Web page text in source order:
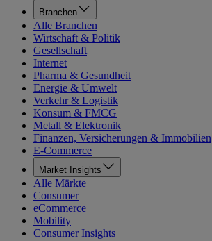
Branchen
Alle Branchen
Wirtschaft & Politik
Gesellschaft
Internet
Pharma & Gesundheit
Energie & Umwelt
Verkehr & Logistik
Konsum & FMCG
Metall & Elektronik
Finanzen, Versicherungen & Immobilien
E-Commerce
Market Insights
Alle Märkte
Consumer
eCommerce
Mobility
Consumer Insights